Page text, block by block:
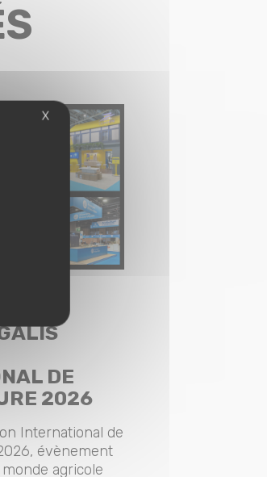
DE
2026
International de
évènement
agricole
X